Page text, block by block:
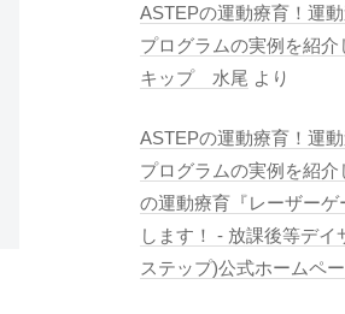
ASTEPの運動療育！運
プログラムの実例を紹介
キップ 水尾 より
ASTEPの運動療育！運
プログラムの実例を紹介
の運動療育『レーザーゲ
します！ - 放課後等デイ
ステップ)公式ホームペ